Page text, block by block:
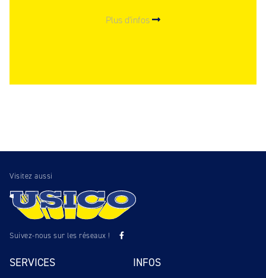
Plus d'infos
Visitez aussi
Suivez-nous sur les réseaux !
SERVICES INFOS